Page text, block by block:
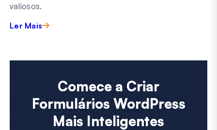
valiosos.
Ler Mais
Comece a Criar
Formulários WordPress
Mais Inteligentes